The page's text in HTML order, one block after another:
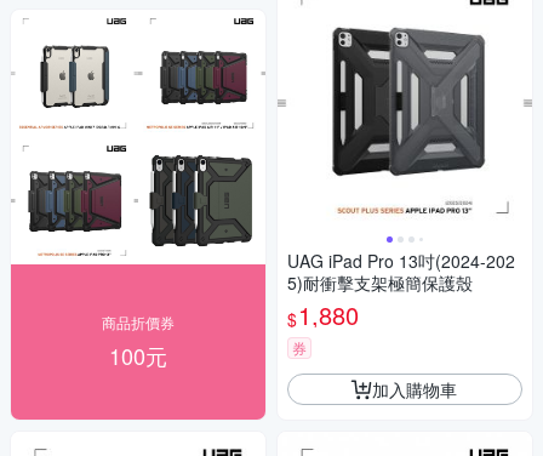
商品折價券
100元
UAG iPad Pro 13吋(2024-202
5)耐衝擊支架極簡保護殼
$1,880
券
加入購物車